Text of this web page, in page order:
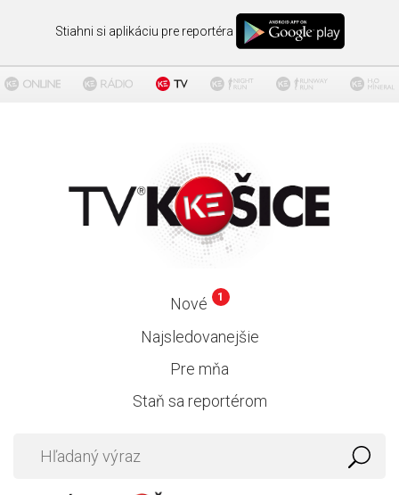
Stiahni si aplikáciu pre reportéra
Nové 1
Najsledovanejšie
Pre mňa
Staň sa reportérom